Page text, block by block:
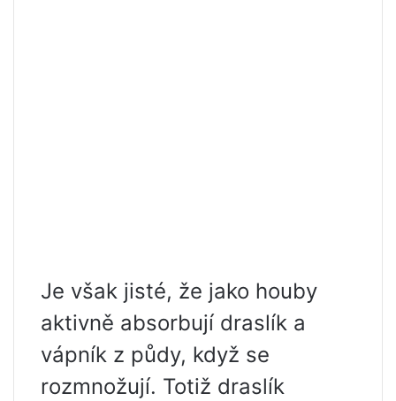
Je však jisté, že jako houby
aktivně absorbují draslík a
vápník z půdy, když se
rozmnožují. Totiž draslík